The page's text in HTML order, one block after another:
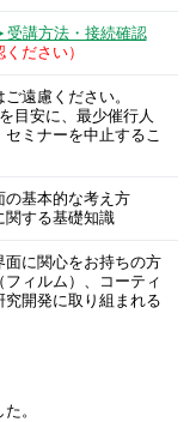
受講方法・接続確認
ださい）
遠慮ください。
目安に、最少催行人
ミナーを中止するこ
の基本的な考え方
関する基礎知識
面に関心をお持ちの方
フィルム）、コーティ
開発に取り組まれる
。